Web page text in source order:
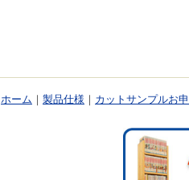
ホーム ｜ 製品仕様 ｜ カットサンプルお